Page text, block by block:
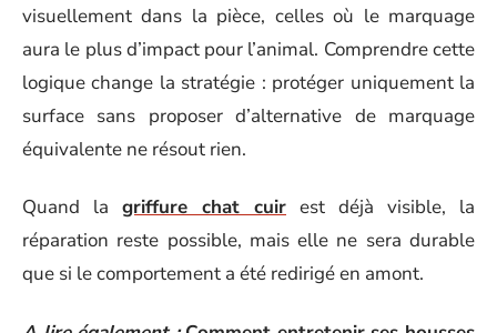
visuellement dans la pièce, celles où le marquage
aura le plus d’impact pour l’animal. Comprendre cette
logique change la stratégie : protéger uniquement la
surface sans proposer d’alternative de marquage
équivalente ne résout rien.
Quand la griffure chat cuir est déjà visible, la
réparation reste possible, mais elle ne sera durable
que si le comportement a été redirigé en amont.